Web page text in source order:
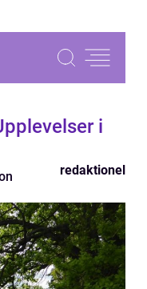
i
redaktionel